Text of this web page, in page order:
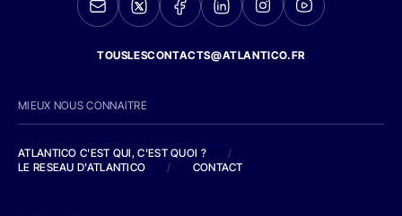
TOUSLESCONTACTS@ATLANTICO.FR
MIEUX NOUS CONNAITRE
ATLANTICO C'EST QUI, C'EST QUOI ?
/
LE RESEAU D'ATLANTICO
/ CONTACT